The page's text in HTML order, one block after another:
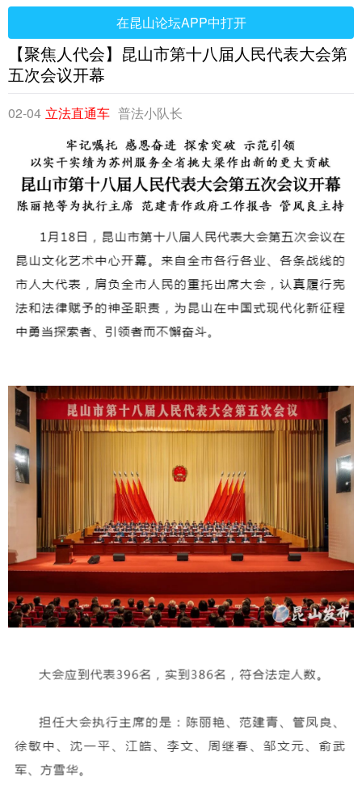
在昆山论坛APP中打开
【聚焦人代会】昆山市第十八届人民代表大会第
五次会议开幕
02-04 立法直通车 普法小队长